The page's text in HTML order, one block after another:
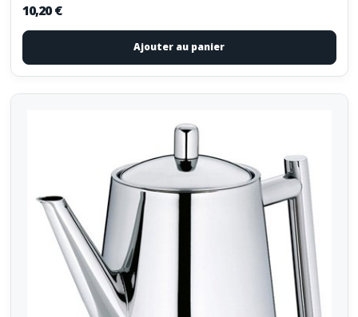
10,20 €
Ajouter au panier